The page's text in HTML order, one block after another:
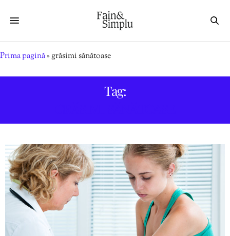
Prima pagină»grăsimi sănătoase
Tag: